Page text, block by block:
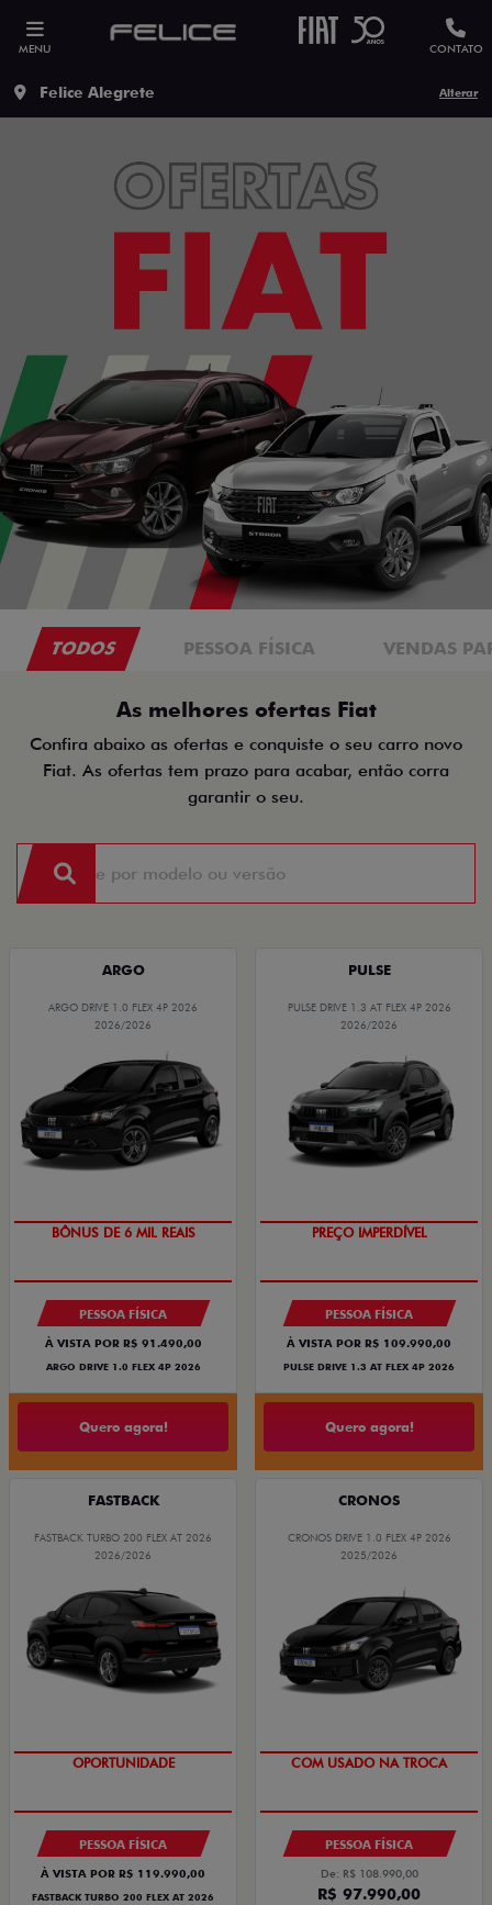
MENU CONTATO
Felice Alegrete Alterar
TODOS PESSOA FÍSICA VENDAS
As melhores ofertas Fiat
Confira abaixo as ofertas e conquiste o seu carro novo
Fiat. As ofertas tem prazo para acabar, então corra
garantir o seu.
ARGO
ARGO DRIVE 1.0 FLEX 4P 2026
2026/2026
TAXA ZERO
PESSOA FÍSICA
À VISTA POR R$ 91.490,00
ARGO DRIVE 1.0 FLEX 4P 2026
Quero agora!
PULSE
PULSE DRIVE 1.3 AT FLEX 4P 2026
2026/2026
O SUV AUTOMÁTICO MAIS
PESSOA FÍSICA
À VISTA POR R$ 109.990,00
PULSE DRIVE 1.3 AT FLEX 4P 2026
Quero agora!
FASTBACK
FASTBACK TURBO 200 FLEX AT 2026
2026/2026
OPORTUNIDADE
PESSOA FÍSICA
À VISTA POR R$ 119.990,00
FASTBACK TURBO 200 FLEX AT 2026
CRONOS
CRONOS DRIVE 1.0 FLEX 4P 2026
2025/2026
SUPER DESCONTO
PESSOA FÍSICA
De: R$ 108.990,00
R$ 97.990,00